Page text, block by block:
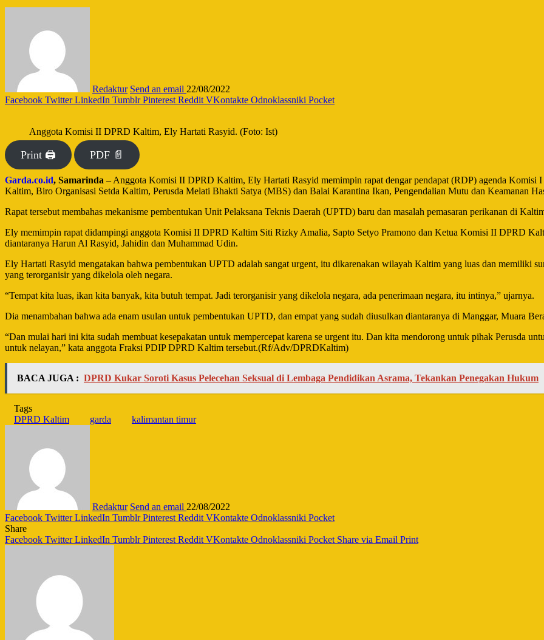
Redaktur Send an email 22/08/2022
Facebook Twitter LinkedIn Tumblr Pinterest Reddit VKontakte Odnoklassniki Pocket
Anggota Komisi II DPRD Kaltim, Ely Hartati Rasyid. (Foto: Ist)
Print 🖨 PDF 📄
Garda.co.id, Samarinda – Anggota Komisi II DPRD Kaltim, Ely Hartati Rasyid memimpin rapat dengar pendapat (RDP) agenda
Kaltim, Biro Organisasi Setda Kaltim, Perusda Melati Bhakti Satya (MBS) dan Balai Karantina Ikan, Pengendalian Mutu dan Keamanan
Rapat tersebut membahas mekanisme pembentukan Unit Pelaksana Teknis Daerah (UPTD) baru dan masalah pemasaran perikanan di
Ely memimpin rapat didampingi anggota Komisi II DPRD Kaltim Siti Rizky Amalia, Sapto Setyo Pramono dan Ketua Komisi II DPRD
diantaranya Harun Al Rasyid, Jahidin dan Muhammad Udin.
Ely Hartati Rasyid mengatakan bahwa pembentukan UPTD adalah sangat urgent, itu dikarenakan wilayah Kaltim yang luas dan memiliki
yang terorganisir yang dikelola oleh negara.
“Tempat kita luas, ikan kita banyak, kita butuh tempat. Jadi terorganisir yang dikelola negara, ada penerimaan negara, itu intinya,” ujarnya.
Dia menambahan bahwa ada enam usulan untuk pembentukan UPTD, dan empat yang sudah diusulkan diantaranya di Manggar, Muara
“Dan mulai hari ini kita sudah membuat kesepakatan untuk mempercepat karena se urgent itu. Dan kita mendorong untuk pihak Perusda
untuk nelayan,” kata anggota Fraksi PDIP DPRD Kaltim tersebut.(Rf/Adv/DPRDKaltim)
BACA JUGA : DPRD Kukar Soroti Kasus Pelecehan Seksual di Lembaga Pendidikan Asrama, Tekankan Penegakan Hukum
Tags
DPRD Kaltim
garda kalimantan timur
Redaktur Send an email 22/08/2022
Facebook Twitter LinkedIn Tumblr Pinterest Reddit VKontakte Odnoklassniki Pocket
Share
Facebook Twitter LinkedIn Tumblr Pinterest Reddit VKontakte Odnoklassniki Pocket Share via Email Print